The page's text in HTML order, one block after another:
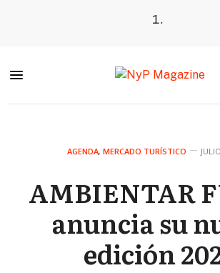
AGENDA, MERCADO TURÍSTICO
AMBIENTAR
anuncia su
edición